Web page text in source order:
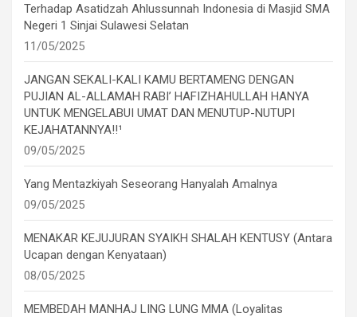
Terhadap Asatidzah Ahlussunnah Indonesia di Masjid SMA
Negeri 1 Sinjai Sulawesi Selatan
11/05/2025
JANGAN SEKALI-KALI KAMU BERTAMENG DENGAN
PUJIAN AL-ALLAMAH RABI’ HAFIZHAHULLAH HANYA
UNTUK MENGELABUI UMAT DAN MENUTUP-NUTUPI
KEJAHATANNYA!!¹
09/05/2025
Yang Mentazkiyah Seseorang Hanyalah Amalnya
09/05/2025
MENAKAR KEJUJURAN SYAIKH SHALAH KENTUSY (Antara
Ucapan dengan Kenyataan)
08/05/2025
MEMBEDAH MANHAJ LING LUNG MMA (Loyalitas